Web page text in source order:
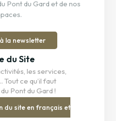
Pont du Gard et de nos
la newsletter
du Site
les services,
Tout ce qu’il faut
Pont du Gard !
du site en français et